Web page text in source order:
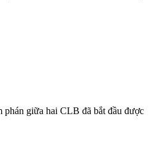
phán giữa hai CLB đã bắt đầu được